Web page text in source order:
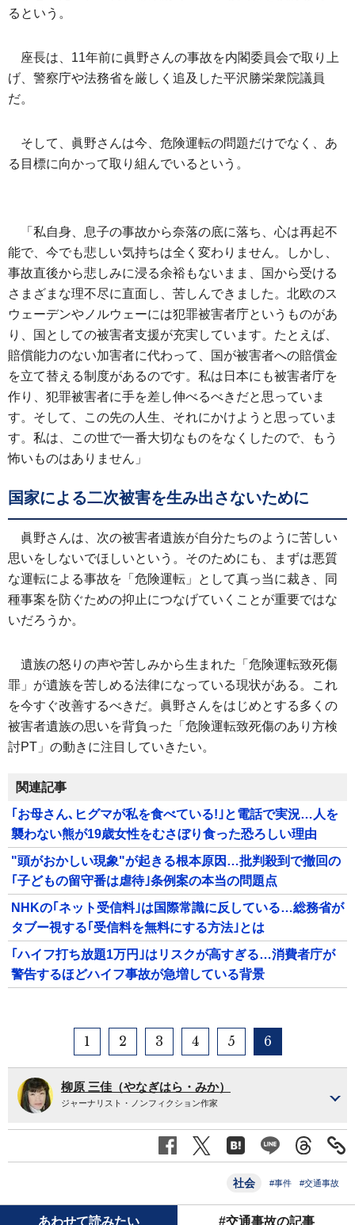
るという。
座長は、11年前に眞野さんの事故を内閣委員会で取り上
げ、警察庁や法務省を厳しく追及した平沢勝栄衆院議員
だ。
そして、眞野さんは今、危険運転の問題だけでなく、あ
る目標に向かって取り組んでいるという。
「私自身、息子の事故から奈落の底に落ち、心は再起不
能で、今でも悲しい気持ちは全く変わりません。しかし、
事故直後から悲しみに浸る余裕もないまま、国から受ける
さまざまな理不尽に直面し、苦しんできました。北欧のス
ウェーデンやノルウェーには犯罪被害者庁というものがあ
り、国としての被害者支援が充実しています。たとえば、
賠償能力のない加害者に代わって、国が被害者への賠償金
を立て替える制度があるのです。私は日本にも被害者庁を
作り、犯罪被害者に手を差し伸べるべきだと思っていま
す。そして、この先の人生、それにかけようと思っていま
す。私は、この世で一番大切なものをなくしたので、もう
怖いものはありません」
国家による二次被害を生み出さないために
眞野さんは、次の被害者遺族が自分たちのように苦しい
思いをしないでほしいという。そのためにも、まずは悪質
な運転による事故を「危険運転」として真っ当に裁き、同
種事案を防ぐための抑止につなげていくことが重要ではな
いだろうか。
遺族の怒りの声や苦しみから生まれた「危険運転致死傷
罪」が遺族を苦しめる法律になっている現状がある。これ
を今すぐ改善するべきだ。眞野さんをはじめとする多くの
被害者遺族の思いを背負った「危険運転致死傷のあり方検
討PT」の動きに注目していきたい。
関連記事
｢お母さん､ヒグマが私を食べている!｣と電話で実況…人を
襲わない熊が19歳女性をむさぼり食った恐ろしい理由
"頭がおかしい現象"が起きる根本原因…批判殺到で撤回の
｢子どもの留守番は虐待｣条例案の本当の問題点
NHKの｢ネット受信料｣は国際常識に反している…総務省が
タブー視する｢受信料を無料にする方法｣とは
｢ハイフ打ち放題1万円｣はリスクが高すぎる…消費者庁が
警告するほどハイフ事故が急増している背景
1 2 3 4 5 6
柳原 三佳（やなぎはら・みか）
ジャーナリスト・ノンフィクション作家
社会 #事件 #交通事故
あわせて読みたい #交通事故の記事